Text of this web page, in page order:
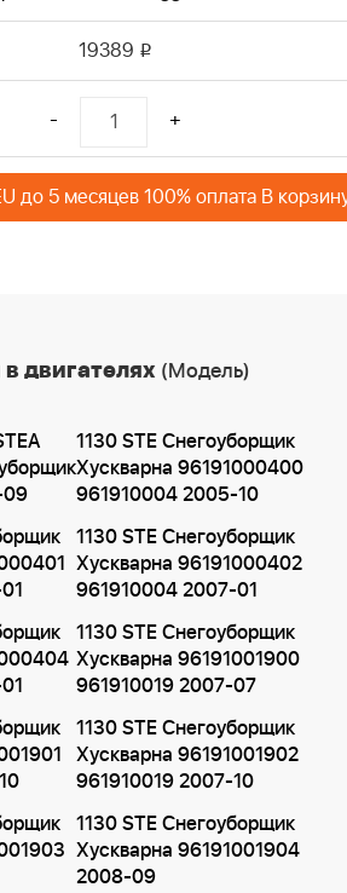
19389 i
- +
до 5 месяцев 100% оплата В
двигателях (Модель)
1130 STE Снегоуборщик
Хускварна 96191000400
961910004 2005-10
1130 STE Снегоуборщик
Хускварна 96191000402
961910004 2007-01
1130 STE Снегоуборщик
Хускварна 96191001900
961910019 2007-07
1130 STE Снегоуборщик
Хускварна 96191001902
961910019 2007-10
1130 STE Снегоуборщик
Хускварна 96191001904
2008-09